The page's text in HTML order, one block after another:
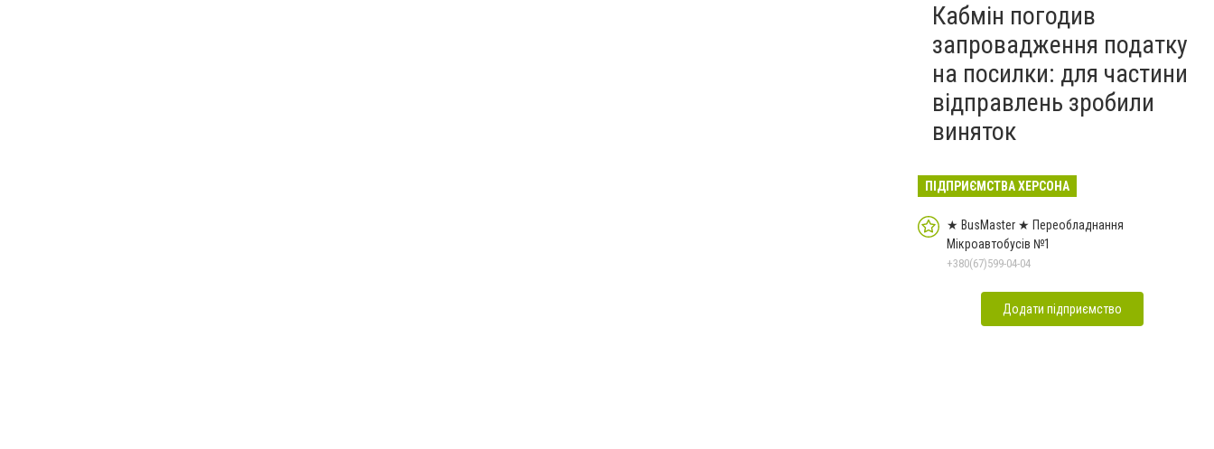
Кабмін погодив
запровадження податку
на посилки: для частини
відправлень зробили
виняток
ПІДПРИЄМСТВА ХЕРСОНА
★ BusMaster ★ Переобладнання
Мікроавтобусів №1
+380(67)599-04-04
Додати підприємство